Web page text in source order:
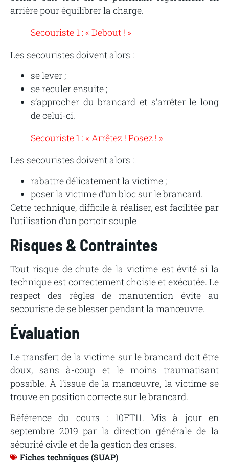
arrière pour équilibrer la charge.
Secouriste 1 : « Debout ! »
Les secouristes doivent alors :
se lever ;
se reculer ensuite ;
s’approcher du brancard et s’arrêter le long
de celui-ci.
Secouriste 1 : « Arrêtez ! Posez ! »
Les secouristes doivent alors :
rabattre délicatement la victime ;
poser la victime d’un bloc sur le brancard.
Cette technique, difficile à réaliser, est facilitée par
l’utilisation d’un portoir souple
Risques & Contraintes
Tout risque de chute de la victime est évité si la
technique est correctement choisie et exécutée. Le
respect des règles de manutention évite au
secouriste de se blesser pendant la manœuvre.
Évaluation
Le transfert de la victime sur le brancard doit être
doux, sans à-coup et le moins traumatisant
possible. À l’issue de la manœuvre, la victime se
trouve en position correcte sur le brancard.
Référence du cours : 10FT11. Mis à jour en
septembre 2019 par la direction générale de la
sécurité civile et de la gestion des crises.
Fiches techniques (SUAP)